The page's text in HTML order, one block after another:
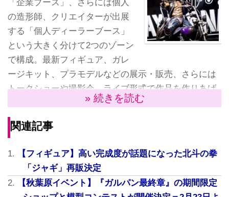
「企業ブース」、さらには個人
の造形師、クリエイターが出展
する「個人ディーラーブース」
という大きく分けて2つのゾーン
で構成。最新フィギュア、ガレ
ージキット、プラモデルなどの展示・販売、さらには
トークショーや撮影会、ライブ形式で作品を作りあげ
るショーなど、模型好きには堪らないイベントとなっ
ている。
フィギュアメーカーの「SpiceSeed」では、『北斗の
ギの極悪非道さを演出した展示に、多くのフィギュア
ファンがシャッターを切っていた。
» 続きを読む
関連記事
【フィギュア】高い完成度が話題になった北斗の拳
「ジャギ」再販決定
【秋葉原イベント】『ガルパン最終章』の期間限定